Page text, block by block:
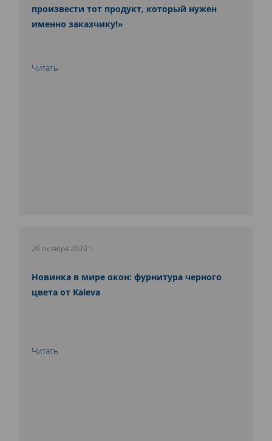
произвести тот продукт, который нужен
именно заказчику!»
Читать
26 октября 2020 г.
Новинка в мире окон: фурнитура черного
цвета от Kaleva
Читать